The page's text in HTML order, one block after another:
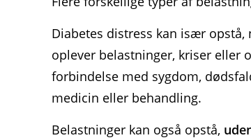
Diabetes distress kan især
oplever belastninger, kriser eller
forbindelse med sygdom,
medicin eller behandling.
Belastninger kan også opstå,